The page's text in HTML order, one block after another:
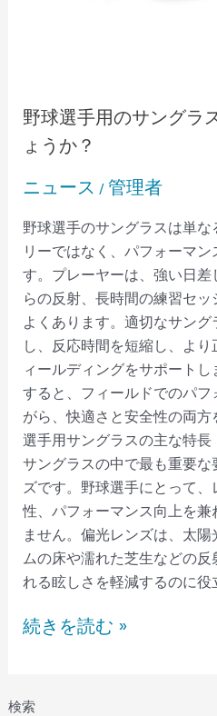
検索
野球選手用のサングラ
ょうか？
ニュース /管理者
野球選手のサングラスは単
リーではなく、パフォーマ
す。プレーヤーは、強い日
らの反射、長時間の練習セ
よくあります。適切なサン
し、反応時間を短縮し、よ
ィールディングをサポート
すると、フィールドでのパ
がら、快適さと安全性の両
選手用サングラスの主な特
サングラスの中で最も重要
ズです。野球選手にとって
性、パフォーマンス向上を
ません。偏光レンズは、太
ムの床や濡れた芝生などの
れる眩しさを軽減するのに
の
で
し
ょ
う
か？
続きを読む »